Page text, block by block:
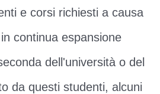
e corsi richiesti a causa
continua espansione
dell'università o del
da questi studenti, alcuni